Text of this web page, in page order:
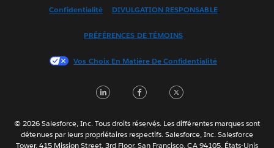
Français (France)
한국어
Português
ไทย
Confidentialité DIVULGATION RESPONSABLE
PRÉFÉRENCES DE TÉMOINS
Vos Choix En Matière De Confidentialité
LinkedInFacebook
© 2026 Salesforce, Inc. Tous droits réservés. Les différentes marques sont
détenues par leurs propriétaires respectifs. Salesforce, Inc. Salesforce
Tower, 415 Mission Street, 3rd Floor, San Francisco, CA 94105, États-Unis